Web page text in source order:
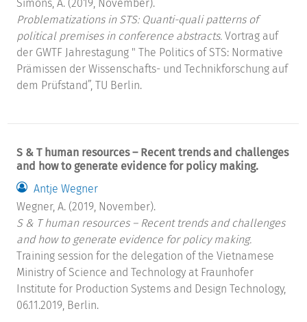
Simons, A. (2019, November).
Problematizations in STS: Quanti-quali patterns of
political premises in conference abstracts. Vortrag auf
der GWTF Jahrestagung " The Politics of STS: Normative
Prämissen der Wissenschafts- und Technikforschung auf
dem Prüfstand”, TU Berlin.
S & T human resources – Recent trends and challenges
and how to generate evidence for policy making.
Antje Wegner
Wegner, A. (2019, November).
S & T human resources – Recent trends and challenges
and how to generate evidence for policy making.
Training session for the delegation of the Vietnamese
Ministry of Science and Technology at Fraunhofer
Institute for Production Systems and Design Technology,
06.11.2019, Berlin.